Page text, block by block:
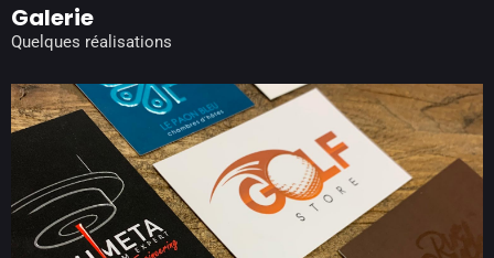
Galerie
Quelques réalisations